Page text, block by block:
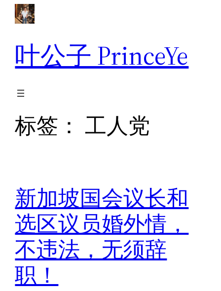
叶公子 PrinceYe
标签：工人党
新加坡国会议长和
选区议员婚外情，
不违法，无须辞
职！